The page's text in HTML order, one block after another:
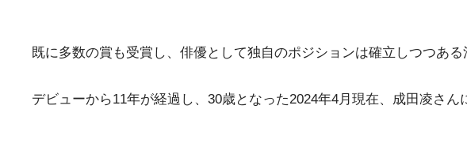
既に多数の賞も受賞し、俳優として独自のポジションは確立しつつある
デビューから11年が経過し、30歳となった2024年4月現在、成田凌さ